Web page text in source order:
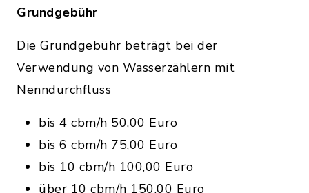
Grundgebühr
Die Grundgebühr beträgt bei der
Verwendung von Wasserzählern mit
Nenndurchfluss
bis 4 cbm/h 50,00 Euro
bis 6 cbm/h 75,00 Euro
bis 10 cbm/h 100,00 Euro
über 10 cbm/h 150,00 Euro